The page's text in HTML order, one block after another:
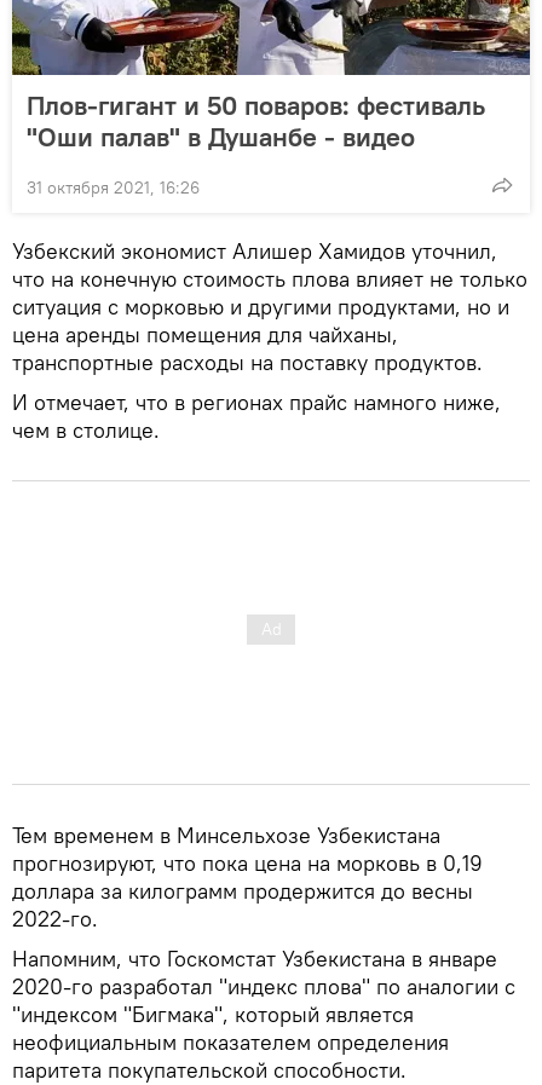
Плов-гигант и 50 поваров: фестиваль
"Оши палав" в Душанбе - видео
31 октября 2021, 16:26
Узбекский экономист Алишер Хамидов уточнил,
что на конечную стоимость плова влияет не только
ситуация с морковью и другими продуктами, но и
цена аренды помещения для чайханы,
транспортные расходы на поставку продуктов.
И отмечает, что в регионах прайс намного ниже,
чем в столице.
Тем временем в Минсельхозе Узбекистана
прогнозируют, что пока цена на морковь в 0,19
доллара за килограмм продержится до весны
2022-го.
Напомним, что Госкомстат Узбекистана в январе
2020-го разработал "индекс плова" по аналогии с
"индексом "Бигмака", который является
неофициальным показателем определения
паритета покупательской способности.